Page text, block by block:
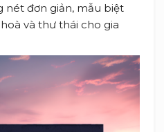
nét đơn giản, mẫu biệt
và thư thái cho gia